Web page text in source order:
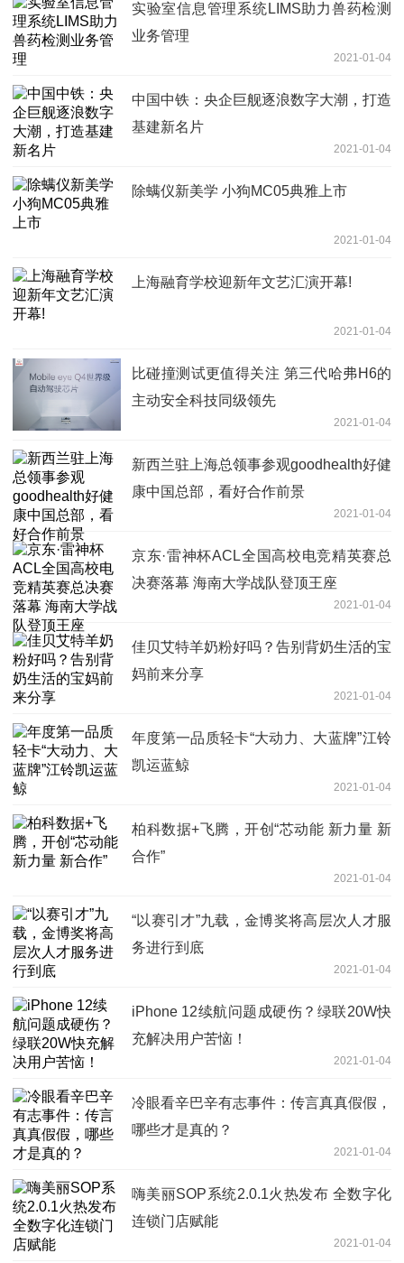
实验室信息管理系统LIMS助力兽药检测
业务管理
2021-01-04
中国中铁：央企巨舰逐浪数字大潮，打造
基建新名片
2021-01-04
除螨仪新美学 小狗MC05典雅上市
2021-01-04
上海融育学校迎新年文艺汇演开幕!
2021-01-04
比碰撞测试更值得关注 第三代哈弗H6的
主动安全科技同级领先
2021-01-04
新西兰驻上海总领事参观goodhealth好健
康中国总部，看好合作前景
2021-01-04
京东·雷神杯ACL全国高校电竞精英赛总
决赛落幕 海南大学战队登顶王座
2021-01-04
佳贝艾特羊奶粉好吗？告别背奶生活的宝
妈前来分享
2021-01-04
年度第一品质轻卡“大动力、大蓝牌”江铃
凯运蓝鲸
2021-01-04
柏科数据+飞腾，开创“芯动能 新力量 新
合作”
2021-01-04
“以赛引才”九载，金博奖将高层次人才服
务进行到底
2021-01-04
iPhone 12续航问题成硬伤？绿联20W快
充解决用户苦恼！
2021-01-04
冷眼看辛巴辛有志事件：传言真真假假，
哪些才是真的？
2021-01-04
嗨美丽SOP系统2.0.1火热发布 全数字化
连锁门店赋能
2021-01-04